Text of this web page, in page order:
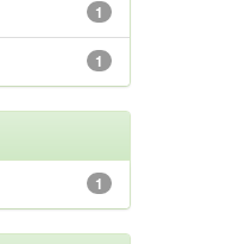
1
1
1